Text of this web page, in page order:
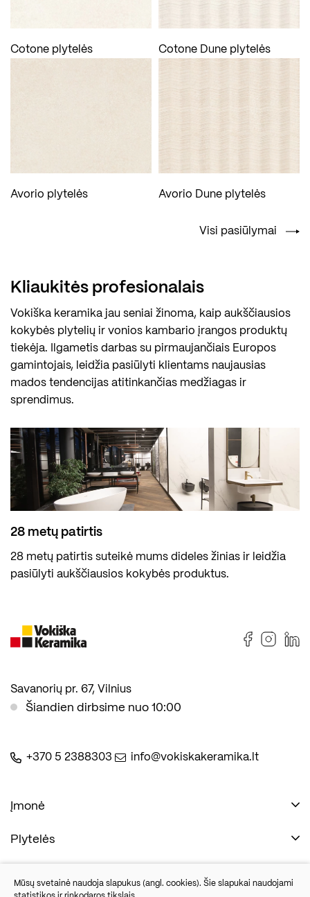
Cotone plytelės Cotone Dune plytelės
Avorio plytelės Avorio Dune plytelės
Visi pasiūlymai
Kliaukitės profesionalais
Vokiška keramika jau seniai žinoma, kaip aukščiausios
kokybės plytelių ir vonios kambario įrangos produktų
tiekėja. Ilgametis darbas su pirmaujančiais Europos
gamintojais, leidžia pasiūlyti klientams naujausias
mados tendencijas atitinkančias medžiagas ir
sprendimus.
28 metų patirtis
28 metų patirtis suteikė mums dideles žinias ir leidžia
pasiūlyti aukščiausios kokybės produktus.
Savanorių pr. 67, Vilnius
Šiandien dirbsime nuo 10:00
+370 5 2388303 info@vokiskakeramika.lt
Įmonė
Plytelės
Naudinga
Kontaktai
Mūsų svetainė naudoja slapukus (angl. cookies). Šie slapukai naudojami